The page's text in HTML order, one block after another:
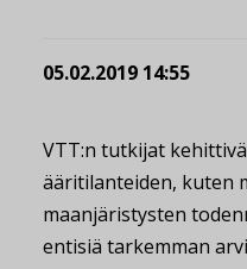
05.02.2019 14:55
VTT:n tutkijat
ääritilanteiden, kuten
maanjäristysten
entisiä tarkemman